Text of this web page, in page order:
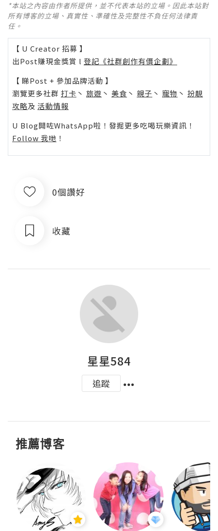
*本站之內容由作者所提供，並不代表本站的立場。因此本站對
所有博客的立場、真實性、準確性及完整性不負任何法律責
任。
【 U Creator 招募 】
出Post賺現金獎賞 l 登記《社群創作有價企劃》
【 睇Post + 參加品牌活動 】
瀏覽更多社群 打卡 丶 旅遊 丶 美食 丶 親子 丶 寵物 丶 扮靚
攻略及 活動情報
U Blog開咗WhatsApp啦！發掘更多吃喝玩樂資訊！
Follow 我哋 ！
0個讚好
收藏
星星584
追蹤
推薦博客